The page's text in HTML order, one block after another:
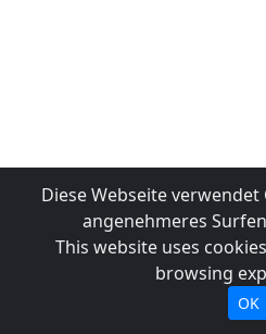
Diese Webseite
angenehmeres
This website uses
browsing
OK